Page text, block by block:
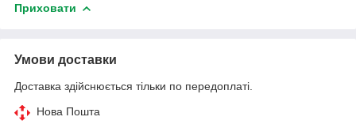
Приховати
Умови доставки
Доставка здійснюється тільки по передоплаті.
Нова Пошта